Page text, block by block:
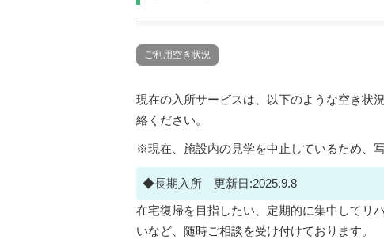
ご利用空き状況
現在の入所サービスは、以下のような空き状
絡ください。
※現在、施設内の見学を中止しているため、
◆長期入所 更新日:2025.9.8
在宅復帰を目指したい、定期的に集中してリ
いなど、随時ご相談を受け付けております。